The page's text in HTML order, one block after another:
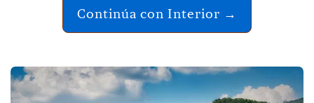
Continúa con Interior →